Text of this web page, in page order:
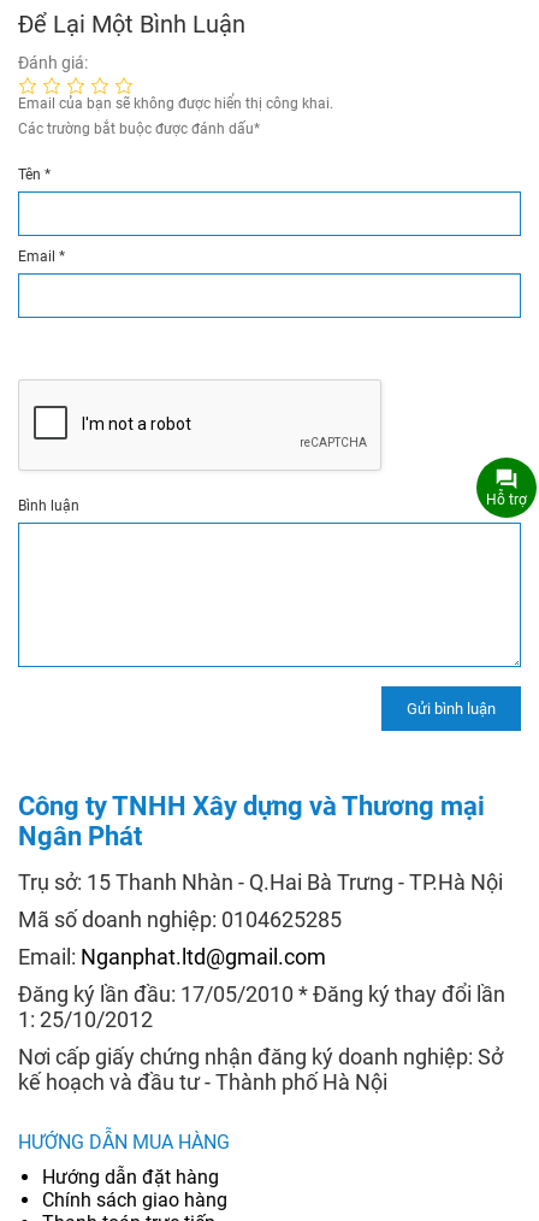
Để Lại Một Bình Luận
Đánh giá:
Email của bạn sẽ không được hiển thị công khai.
Các trường bắt buộc được đánh dấu*
Tên *
Email *
Bình luận
Công ty TNHH Xây dựng và Thương mại
Ngân Phát
Trụ sở: 15 Thanh Nhàn - Q.Hai Bà Trưng - TP.Hà Nội
Mã số doanh nghiệp: 0104625285
Email: Nganphat.ltd@gmail.com
Đăng ký lần đầu: 17/05/2010 * Đăng ký thay đổi lần
1: 25/10/2012
Nơi cấp giấy chứng nhận đăng ký doanh nghiệp: Sở
kế hoạch và đầu tư - Thành phố Hà Nội
HƯỚNG DẪN MUA HÀNG
Hướng dẫn đặt hàng
Chính sách giao hàng
Hỗ trợ